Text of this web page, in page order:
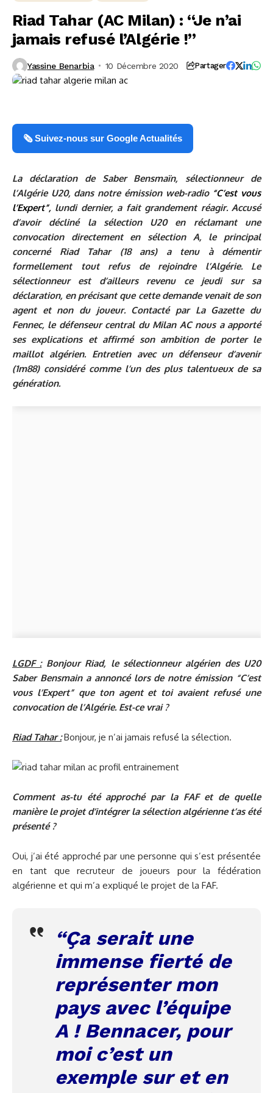
Riad Tahar (AC Milan) : “Je n’ai
jamais refusé l’Algérie !”
Yassine Benarbia 10 Décembre 2020 Partager
🗞️ Suivez-nous sur Google Actualités
La déclaration de Saber Bensmaïn, sélectionneur de
l’Algérie U20, dans notre émission web-radio “C’est vous
l’Expert”, lundi dernier, a fait grandement réagir. Accusé
d’avoir décliné la sélection U20 en réclamant une
convocation directement en sélection A, le principal
concerné Riad Tahar (18 ans) a tenu à démentir
formellement tout refus de rejoindre l’Algérie. Le
sélectionneur est d’ailleurs revenu ce jeudi sur sa
déclaration, en précisant que cette demande venait de son
agent et non du joueur. Contacté par La Gazette du
Fennec, le défenseur central du Milan AC nous a apporté
ses explications et affirmé son ambition de porter le
maillot algérien. Entretien avec un défenseur d’avenir
(1m88) considéré comme l’un des plus talentueux de sa
génération.
LGDF :Bonjour Riad, le sélectionneur algérien des U20
Saber Bensmain a annoncé lors de notre émission “C’est
vous l’Expert” que ton agent et toi avaient refusé une
convocation de l’Algérie. Est-ce vrai ?
Riad Tahar :Bonjour, je n’ai jamais refusé la sélection.
Comment as-tu été approché par la FAF et de quelle
manière le projet d’intégrer la sélection algérienne t’as été
présenté ?
Oui, j’ai été approché par une personne qui s’est présentée
en tant que recruteur de joueurs pour la fédération
algérienne et qui m’a expliqué le projet de la FAF.
“Ça serait une
immense fierté de
représenter mon
pays avec l’équipe
A ! Bennacer, pour
moi c’est un
exemple sur et en